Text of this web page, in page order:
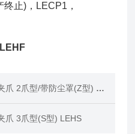
止)，LECP1，
2爪型/带防尘罩(Z型) LEHZJ
爪 3爪型(S型) LEHS